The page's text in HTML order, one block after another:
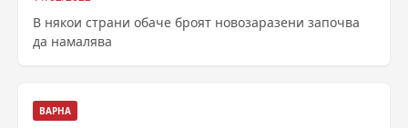
В някои страни обаче броят новозаразени започва
да намалява
ВАРНА